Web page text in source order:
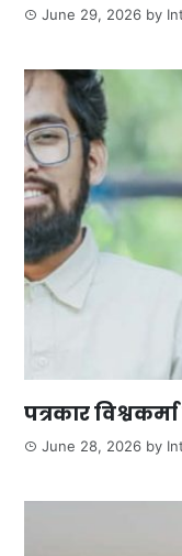
June 29, 2026 by
पत्रकार
June 28, 2026 by